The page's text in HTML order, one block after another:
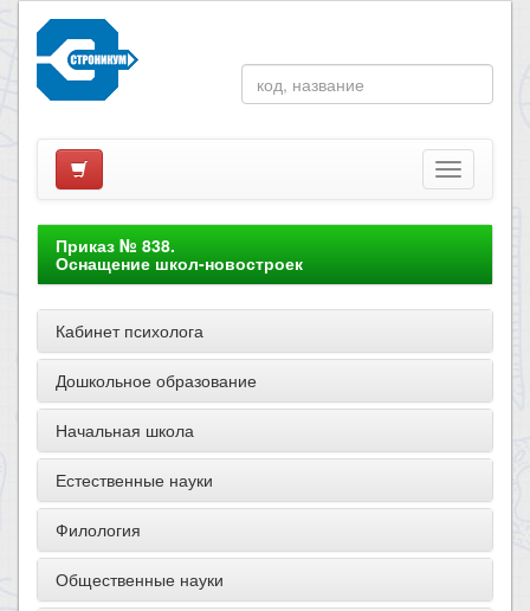
Приказ № 838.
Оснащение школ-новостроек
Кабинет психолога
Дошкольное образование
Начальная школа
Естественные науки
Филология
Общественные науки